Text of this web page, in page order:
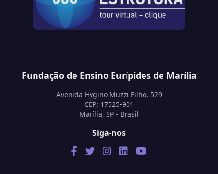
Fundação de Ensino Eurípides de Marília
Avenida Hygino Muzzi Filho, 529
CEP: 17525-901
Marília, SP - Brasil
Siga-nos